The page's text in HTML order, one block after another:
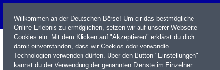
Willkommen an der Deutschen Börse! Um dir das bestmögliche
Online-Erlebnis zu ermöglichen, setzen wir auf unserer Webseite
Cookies ein. Mit dem Klicken auf "Akzeptieren" erklärst du dich
damit einverstanden, dass wir Cookies oder verwandte
Technologien verwenden dürfen. Über den Button "Einstellungen"
kannst du der Verwendung der genannten Dienste im Einzelnen